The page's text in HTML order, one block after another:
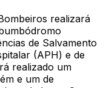
realizará
de Salvamento
(APH) e de
realizado um
e um de